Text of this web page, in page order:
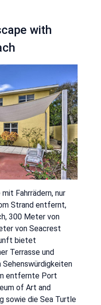
with
Fahrrädern, nur
Strand entfernt,
300 Meter von
von Seacrest
bietet
Terrasse und
Sehenswürdigkeiten
entfernte Port
of Art and
sowie die Sea Turtle